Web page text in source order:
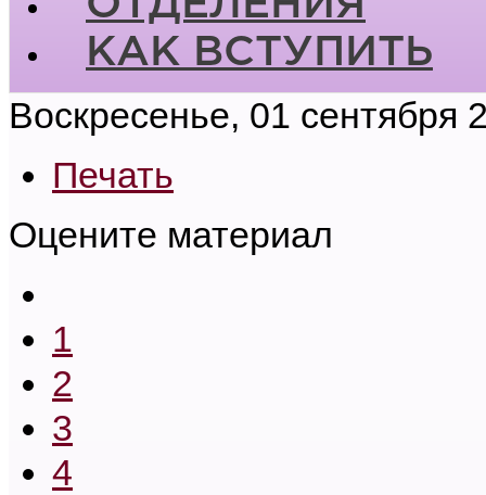
КАК ВСТУПИТЬ
Воскресенье, 01 сентября
Печать
Оцените материал
1
2
3
4